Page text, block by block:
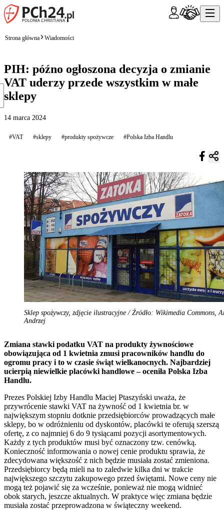
Strona główna Wiadomości
PIH: późno ogłoszona decyzja o zmianie
VAT uderzy przede wszystkim w małe
sklepy
14 marca 2024
#VAT #sklepy #produkty spożywcze #Polska Izba Handlu
Sklep spożywczy, zdjęcie ilustracyjne / Źródło: Wikimedia Commons,
Andrzej
Zmiana stawki podatku VAT na produkty żywnościowe
obowiązująca od 1 kwietnia zmusi pracowników handlu do
ogromu pracy i to w czasie świąt wielkanocnych. Najbardziej
ucierpią niewielkie placówki handlowe – oceniła Polska Izba
Handlu.
Prezes Polskiej Izby Handlu Maciej Ptaszyński uważa, że
przywrócenie stawki VAT na żywność od 1 kwietnia br. w
największym stopniu dotknie przedsiębiorców prowadzących małe
sklepy, bo w odróżnieniu od dyskontów, placówki te oferują szerszą
ofertę, z co najmniej 6 do 9 tysiącami pozycji asortymentowych.
Każdy z tych produktów musi być oznaczony tzw. cenówką.
Konieczność informowania o nowej cenie produktu sprawia, że
zdecydowana większość z nich będzie musiała zostać zmieniona.
Przedsiębiorcy będą mieli na to zaledwie kilka dni w trakcie
największego szczytu zakupowego przed świętami. Nowe ceny nie
mogą też pojawić się za wcześnie, ponieważ nie mogą widnieć
obok starych, jeszcze aktualnych. W praktyce więc zmiana będzie
musiała zostać przeprowadzona w świąteczny weekend.